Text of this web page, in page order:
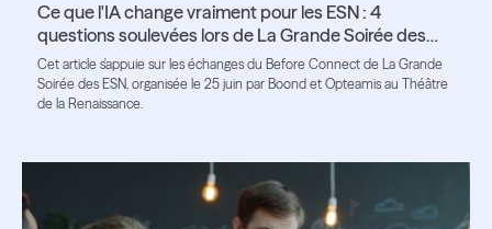
Ce que l'IA change vraiment pour les ESN : 4
questions soulevées lors de La Grande Soirée des
ESN
Cet article s'appuie sur les échanges du Before Connect de La Grande
Soirée des ESN, organisée le 25 juin par Boond et Opteamis au Théâtre
de la Renaissance.